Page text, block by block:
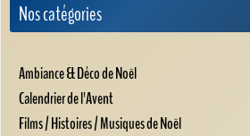
Nos catégories
Ambiance & Déco de Noël
Calendrier de l'Avent
Films / Histoires / Musiques de Noël